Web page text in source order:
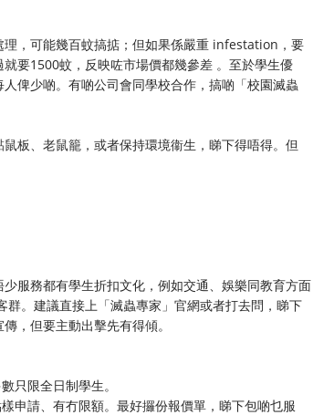
，可能幾百蚊搞掂；但如果係嚴重 infestation，要
要1500蚊，反映咗市場價都幾參差 。至於學生優
俾少啲。有啲公司會同學校合作，搞啲「校園滅蟲
板、老鼠籠，或者保持環境衞生，睇下得唔得。但
服務都有學生折扣文化，例如交通、娛樂同教育方面
。建議直接上「滅蟲專家」官網或者打去問，睇下
，但要主動出擊先有得傾。
只限全日制學生。
申請、有冇限額。最好攞份報價單，睇下包啲乜服